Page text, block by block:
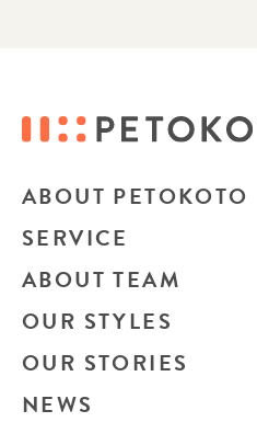
ABOUT PETOKOTO
SERVICE
ABOUT TEAM
OUR STYLES
OUR STORIES
NEWS